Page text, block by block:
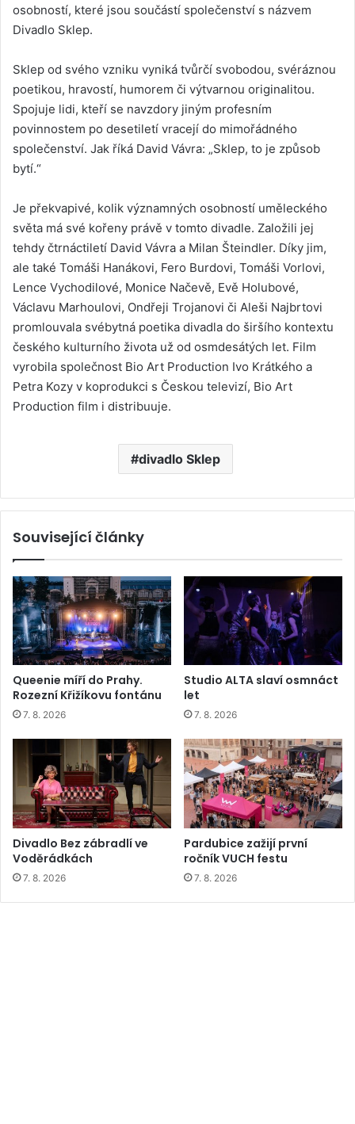
osobností, které jsou součástí společenství s názvem
Divadlo Sklep.
Sklep od svého vzniku vyniká tvůrčí svobodou, svéráznou
poetikou, hravostí, humorem či výtvarnou originalitou.
Spojuje lidi, kteří se navzdory jiným profesním
povinnostem po desetiletí vracejí do mimořádného
společenství. Jak říká David Vávra: „Sklep, to je způsob
bytí.“
Je překvapivé, kolik významných osobností uměleckého
světa má své kořeny právě v tomto divadle. Založili jej
tehdy čtrnáctiletí David Vávra a Milan Šteindler. Díky jim,
ale také Tomáši Hanákovi, Fero Burdovi, Tomáši Vorlovi,
Lence Vychodilové, Monice Načevě, Evě Holubové,
Václavu Marhoulovi, Ondřeji Trojanovi či Aleši Najbrtovi
promlouvala svébytná poetika divadla do širšího kontextu
českého kulturního života už od osmdesátých let. Film
vyrobila společnost Bio Art Production Ivo Krátkého a
Petra Kozy v koprodukci s Českou televizí, Bio Art
Production film i distribuuje.
divadlo Sklep
Související články
Queenie míří do Prahy.
Rozezní Křižíkovu fontánu
7. 8. 2026
Studio ALTA slaví osmnáct
let
7. 8. 2026
Divadlo Bez zábradlí ve
Voděrádkách
7. 8. 2026
Pardubice zažijí první
ročník VUCH festu
7. 8. 2026